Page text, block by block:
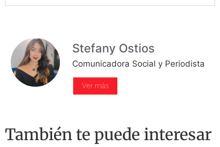
Stefany Ostios
Comunicadora Social y Periodista
Ver más
También te puede interesar